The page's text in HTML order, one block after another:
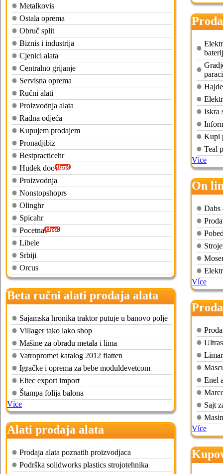
Metalkovis
Ostala oprema
Obruč split
Biznis i industrija
Cjenici alata
Centralno grijanje
Servisna oprema
Ručni alati
Proizvodnja alata
Radna odjeća
Kupujem prodajem
Pronadjibiz
Bestpracticehr
Hudek doo
Proizvodnja
Nonstopshoprs
Olinghr
Spicahr
Pocetna
Libele
Srbiji
Orcus
Beta ručni alati prodaja alata
Sajamska hronika traktor putuje u banovo polje
Villager tako lako shop
Mašine za obradu metala i lima
Vatropromet katalog 2012 flatten
Igračke i oprema za bebe moduldevetcom
Eltec export import
Štampa folija balona
Více
Alati prodaja alata
Prodaja alata poznatih proizvodjaca
Podrška solidworks plastics strojotehnika
Iskra
Kupi
Teal
Více
On
Dabs
Více
Enel
Sajt
Více